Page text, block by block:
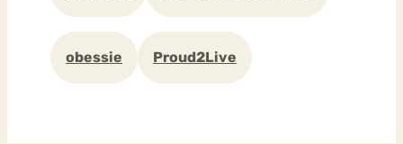
obessie Proud2Live